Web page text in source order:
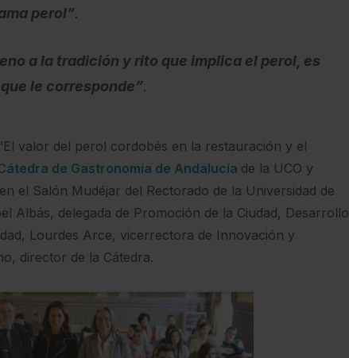
perol”.
a la tradición y rito que implica el perol, es
le corresponde”.
valor del perol cordobés en la restauración y el
de Gastronomía de Andalucía de la UCO y
el Salón Mudéjar del Rectorado de la Universidad de
Albás, delegada de Promoción de la Ciudad, Desarrollo
Lourdes Arce, vicerrectora de Innovación y
director de la Cátedra.